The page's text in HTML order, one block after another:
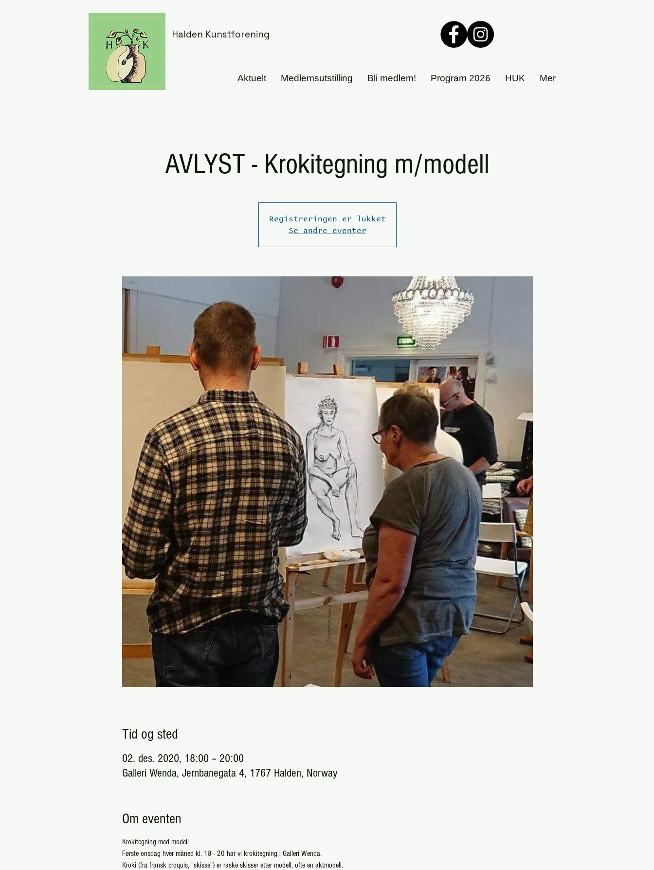
Halden Kunstforening
Aktuelt Medlemsutstilling Bli medlem! Program 2026 HUK Mer
AVLYST - Krokitegning m/modell
Registreringen er lukket
Se andre eventer
Tid og sted
02. des. 2020, 18:00 – 20:00
Galleri Wenda, Jernbanegata 4, 1767 Halden, Norway
Om eventen
Krokitegning med modell
Første onsdag hver måned kl. 18 - 20 har vi krokitegning i Galleri Wenda.
Kroki (fra fransk croquis, "skisse") er raske skisser etter modell, ofte en aktmodell.